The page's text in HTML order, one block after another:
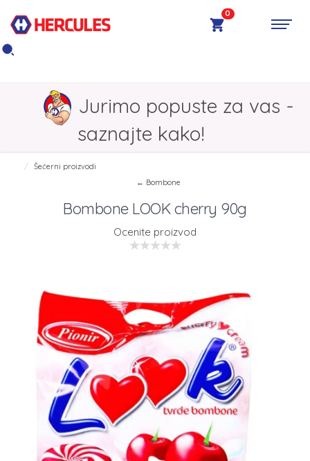
0
Jurimo popuste za vas -
saznajte kako!
Šećerni proizvodi
← Bombone
Bombone LOOK cherry 90g
Ocenite proizvod